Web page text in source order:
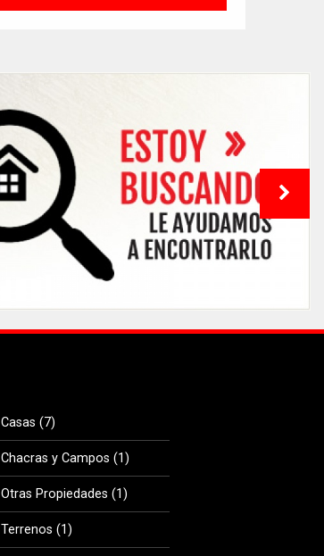
Casas (7)
Chacras y Campos (1)
Otras Propiedades (1)
Terrenos (1)